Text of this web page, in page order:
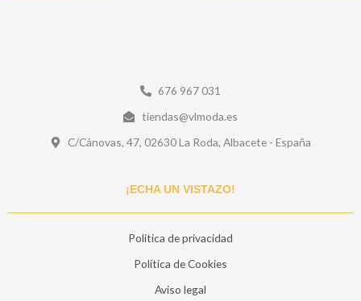
676 967 031
tiendas@vlmoda.es
C/Cánovas, 47, 02630 La Roda, Albacete - España
¡ECHA UN VISTAZO!
Politica de privacidad
Política de Cookies
Aviso legal